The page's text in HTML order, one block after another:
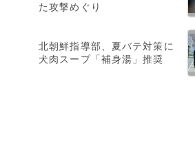
た攻撃めぐり
北朝鮮指導部、夏バテ対策に
犬肉スープ「補身湯」推奨